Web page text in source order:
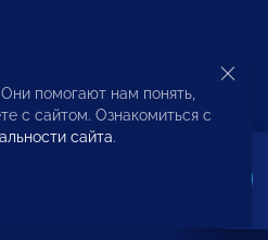
предпринимателей и
помогают нам понять,
с сайтом. Ознакомиться с
сайта.